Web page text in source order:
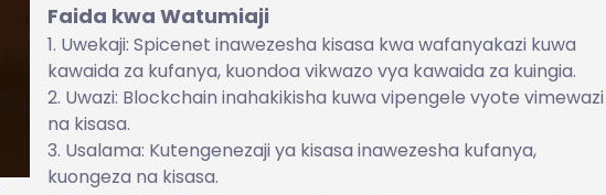
Faida kwa Watumiaji
Uwekaji: Spicenet inawezesha kisasa kwa wafanyakazi kuwa
kawaida za kufanya, kuondoa vikwazo vya kawaida za kuingia.
Uwazi: Blockchain inahakikisha kuwa vipengele vyote vimewazi
na kisasa.
Usalama: Kutengenezaji ya kisasa inawezesha kufanya,
kuongeza na kisasa.